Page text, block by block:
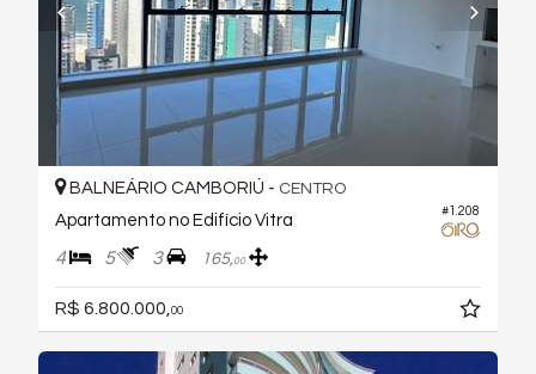
#1.208
BALNEÁRIO CAMBORIÚ - CENTRO
Apartamento no Edifício Vitra
4 5 3 165,00
R$ 6.800.000,00